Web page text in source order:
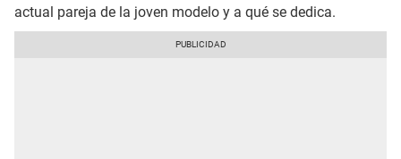
actual pareja de la joven modelo y a qué se dedica.